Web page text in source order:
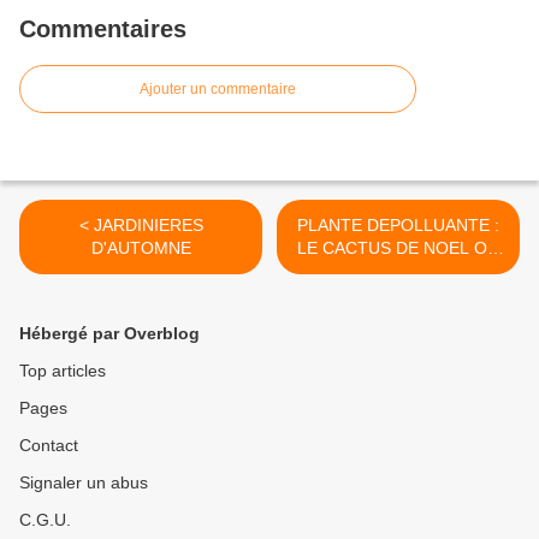
Commentaires
Ajouter un commentaire
< JARDINIERES
D'AUTOMNE
PLANTE DEPOLLUANTE :
LE CACTUS DE NOEL OU
DE PAQUES >
Hébergé par Overblog
Top articles
Pages
Contact
Signaler un abus
C.G.U.